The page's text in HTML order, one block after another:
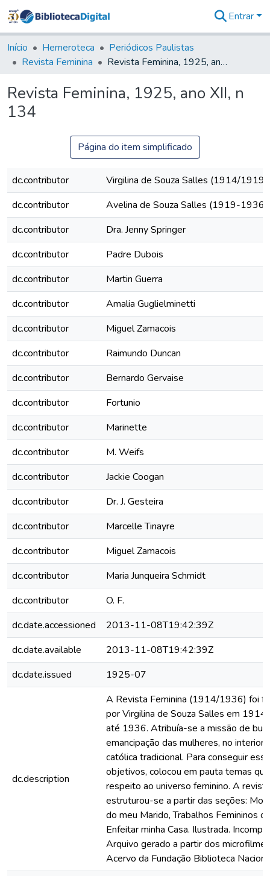
&
Coleções
Tudo na
Digital
Entrar
Início Hemeroteca
Periódicos Paulistas
Revista Feminina
Revista Feminina, 1925, ano XII, n 134
Revista Feminina, 1925, ano XII, n
134
Página do item simplificado
dc.contributor
Virgilina de Souza Salles (1914/1919)
dc.contributor
Avelina de Souza Salles (1919-1936)
dc.contributor
Dra. Jenny Springer
dc.contributor
Padre Dubois
dc.contributor
Martin Guerra
dc.contributor
Amalia Guglielminetti
dc.contributor
Miguel Zamacois
dc.contributor
Raimundo Duncan
dc.contributor
Bernardo Gervaise
dc.contributor
Fortunio
dc.contributor
Marinette
dc.contributor
M. Weifs
dc.contributor
Jackie Coogan
dc.contributor
Dr. J. Gesteira
dc.contributor
Marcelle Tinayre
dc.contributor
Miguel Zamacois
dc.contributor
Maria Junqueira Schmidt
dc.contributor
O. F.
dc.date.accessioned
2013-11-08T19:42:39Z
dc.date.available
2013-11-08T19:42:39Z
dc.date.issued
1925-07
dc.description
A Revista Feminina (1914/1936) foi
por Virgilina de Souza Salles em 1914
até 1936. Atribuía-se a missão de
emancipação das mulheres, no interior
católica tradicional. Para conseguir
objetivos, colocou em pauta temas
respeito ao universo feminino. A revista
estruturou-se a partir das seções:
do meu Marido, Trabalhos Femininos
Enfeitar minha Casa. Ilustrada.
Arquivo gerado a partir dos
Acervo da Fundação Biblioteca